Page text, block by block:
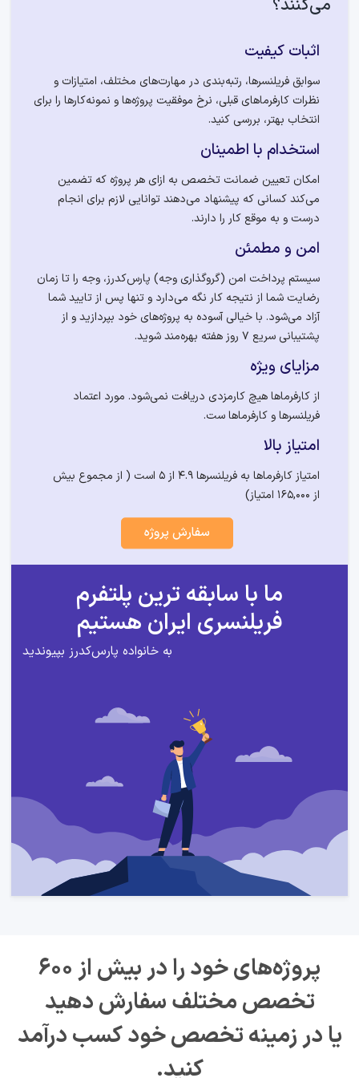
می‌کنند؟
اثبات کیفیت
سوابق فریلنسرها، رتبه‌بندی در مهارت‌های مختلف، امتیازات و
نظرات کارفرماهای قبلی، نرخ موفقیت پروژه‌ها و نمونه‌کارها را برای
انتخاب بهتر، بررسی کنید.
استخدام با اطمینان
امکان تعیین ضمانت تخصص به ازای هر پروژه که تضمین
می‌کند کسانی که پیشنهاد می‌دهند توانایی لازم برای انجام
درست و به موقع کار را دارند.
امن و مطمئن
سیستم پرداخت امن (گروگذاری وجه) پارس‌کدرز، وجه را تا زمان
رضایت شما از نتیجه کار نگه می‌دارد و تنها پس از تایید شما
آزاد می‌شود. با خیالی آسوده به پروژه‌های خود بپردازید و از
پشتیبانی سریع 7 روز هفته بهره‌مند شوید.
مزایای ویژه
از کارفرماها هیچ کارمزدی دریافت نمی‌شود. مورد اعتماد
فریلنسرها و کارفرماها ست.
امتیاز بالا
امتیاز کارفرماها به فریلنسرها 4.9 از 5 است ( از مجموع بیش
از 165,000 امتیاز)
سفارش پروژه
ما با سابقه ترین پلتفرم
فریلنسری ایران هستیم
به خانواده پارس‌کدرز بپیوندید
پروژه‌های خود را در بیش از ۶۰۰
تخصص مختلف سفارش دهید
یا در زمینه تخصص خود کسب درآمد
کنید.